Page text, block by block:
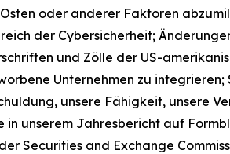
oder anderer Faktoren
der Cybersicherheit;
und Zölle der US-
Unternehmen zu
unsere Fähigkeit, unsere
unserem Jahresbericht auf
Securities and Exchange